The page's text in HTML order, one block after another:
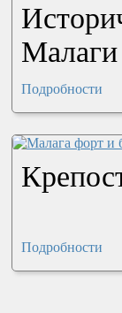
Малаги
Подробности
Подробности